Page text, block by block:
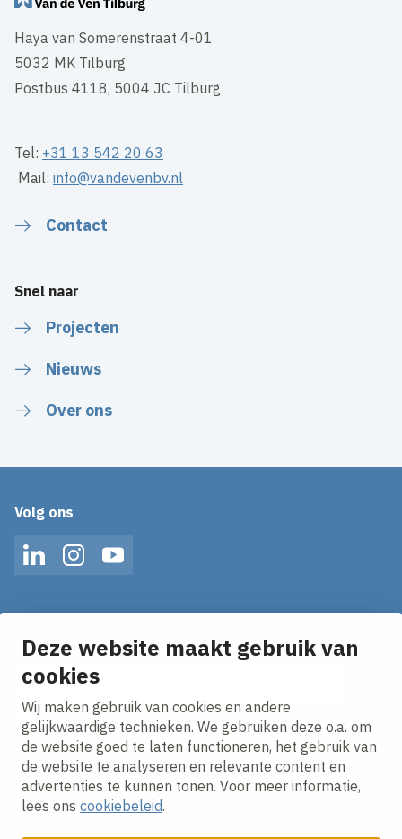
Deze website maakt gebruik van
cookies
Wij maken gebruik van cookies en andere
gelijkwaardige technieken. We gebruiken deze o.a. om
de website goed te laten functioneren, het gebruik van
de website te analyseren en relevante content en
advertenties te kunnen tonen. Voor meer informatie,
lees ons cookiebeleid.
Haya van Somerenstraat 4-01
5032 MK Tilburg
Postbus 4118, 5004 JC Tilburg
Tel: +31 13 542 20 63
Mail:info@vandevenbv.nl
Contact
Snel naar
Projecten
Nieuws
Over ons
Volg ons
LinkedInInstagramYouTube
Ontvang onze nieuws alerts in je mailbox!
E-mailadres
Ik ga akkoord met hetprivacy statement.